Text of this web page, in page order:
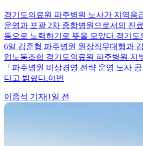
경기도의료원 파주병원 노사가 지역응
운영과 포괄 2차 종합병원으로서의 진
동으로 노력하기로 뜻을 모았다.경기도
6일 김준형 파주병원 원장직무대행과
업노동조합 경기도의료원 파주병원 지
「파주병원 비상경영 전략 운영 노사
다고 밝혔다.이번
이종석 기자|1일 전